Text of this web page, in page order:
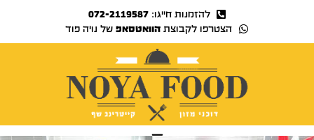
להזמנות חייגו:072-2119587
הצטרפו לקבוצתהוואטסאפ של נויה פוד